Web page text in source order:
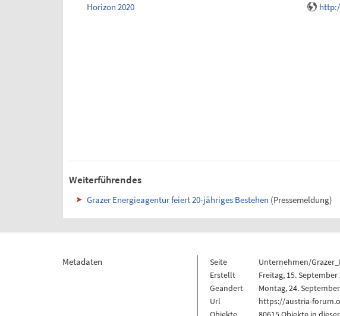
Horizon 2020
Weiterführendes
Grazer Energieagentur feiert 20-jähriges Bestehen (Pressemeldung)
Metadaten Seite
Unternehmen/
Erstellt
Freitag, 15.
Geändert
Montag, 24.
Url
https://austria-